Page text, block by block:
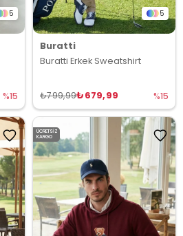
5
%15
5
Buratti
Buratti Erkek Sweatshirt
₺679,99
₺799,99 %15
ÜCRETSIZ
KARGO